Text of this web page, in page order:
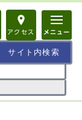
アクセス メニュー